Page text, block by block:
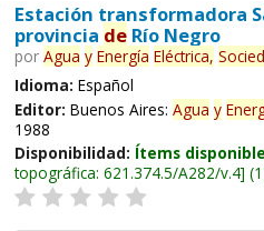
Estación transformadora
provincia deRío Negro
por Agua y Energía Eléctrica,
Idioma: Español
Editor: Buenos Aires: Agua y
1988
Disponibilidad: Ítems
topográfica: 621.374.5/A282/v.4